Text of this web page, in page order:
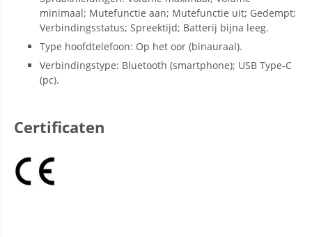
minimaal; Mutefunctie aan; Mutefunctie uit; Gedempt;
Verbindingsstatus; Spreektijd; Batterij bijna leeg.
Type hoofdtelefoon: Op het oor (binauraal).
Verbindingstype: Bluetooth (smartphone); USB Type-C
(pc).
Certificaten